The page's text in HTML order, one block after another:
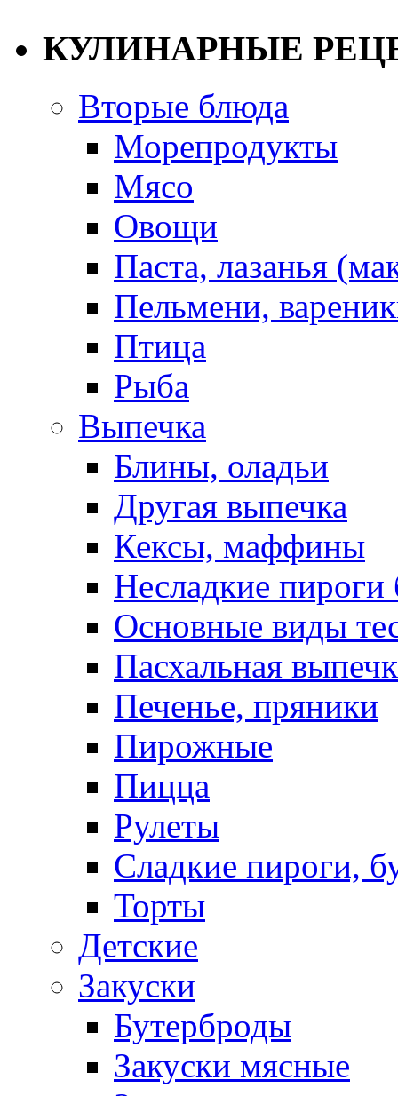
КУЛИНАРНЫЕ
Вторые блюда
Морепродукты
Мясо
Овощи
Паста, лазанья
Пельмени,
Птица
Рыба
Выпечка
Блины, оладьи
Другая выпечка
Кексы, маффины
Несладкие пироги
Основные виды
Пасхальная
Печенье, пряники
Пирожные
Пицца
Рулеты
Сладкие пироги,
Торты
Детские
Закуски
Бутерброды
Закуски мясные